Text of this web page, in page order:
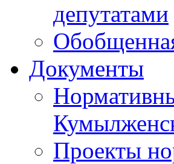
депутатами
Документы
Проекты